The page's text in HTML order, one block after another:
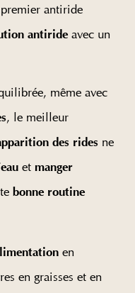
antiride
antiride avec un
même avec
, le meilleur
des rides ne
et manger
bonne routine
en
en graisses et en